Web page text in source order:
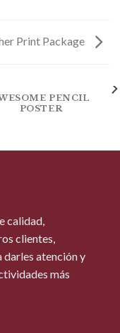
Print Package
PENCIL
POSTER
calidad,
clientes,
darles atención y
más